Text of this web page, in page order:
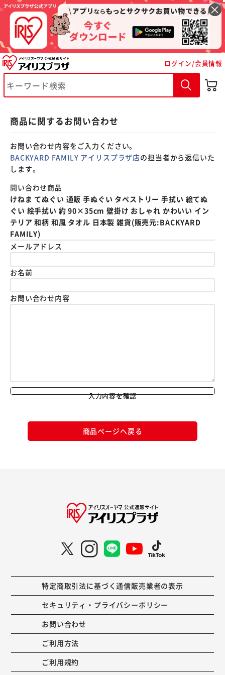
ログイン/会員情報
商品に関するお問い合わせ
お問い合わせ内容をご入力ください。
BACKYARD FAMILY アイリスプラザ店の担当者から返信いた
します。
問い合わせ商品
けねま てぬぐい 通販 手ぬぐい タペストリー 手拭い 絵てぬ
ぐい 絵手拭い 約 90×35cm 壁掛け おしゃれ かわいい イン
テリア 和柄 和風 タオル 日本製 雑貨(販売元:BACKYARD
FAMILY)
メールアドレス
お名前
お問い合わせ内容
入力内容を確認
商品ページへ戻る
特定商取引法に基づく通信販売業者の表示
セキュリティ・プライバシーポリシー
お問い合わせ
ご利用方法
ご利用規約
※ご確認ください
カートに入れる